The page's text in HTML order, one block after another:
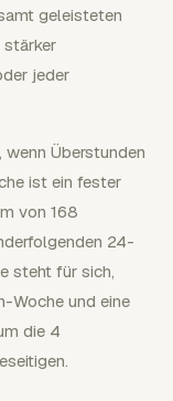
geleisteten
stärker
jeder
Überstunden
ist ein fester
von 168
24-
steht für sich,
Woche und eine
die 4